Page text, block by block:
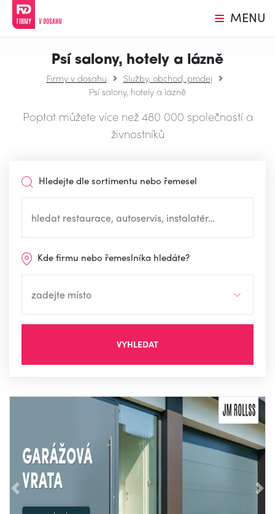
MENU
Psí salony, hotely a lázně
Firmy v dosahu
Služby, obchod, prodej
Psí salony, hotely a lázně
Poptat můžete více než 480 000 společností a
živnostníků
Hledejte dle sortimentu nebo řemesel
Kde firmu nebo řemeslníka hledáte?
VYHLEDAT
Předchozí